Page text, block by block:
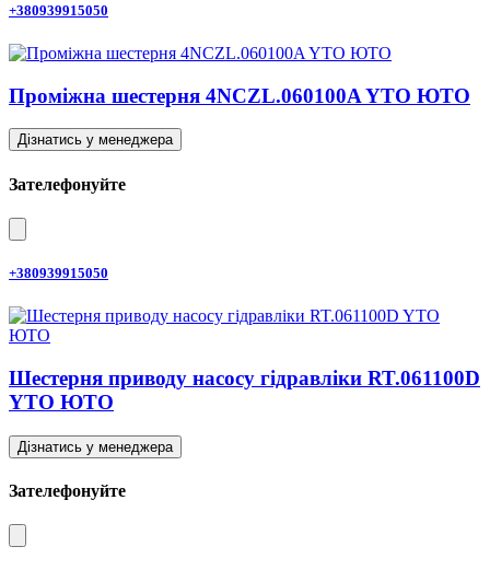
+380939915050
Проміжна шестерня 4NCZL.060100A YTO ЮТО
Дізнатись у менеджера
Зателефонуйте
+380939915050
Шестерня приводу насосу гідравліки RT.061100D
YTO ЮТО
Дізнатись у менеджера
Зателефонуйте